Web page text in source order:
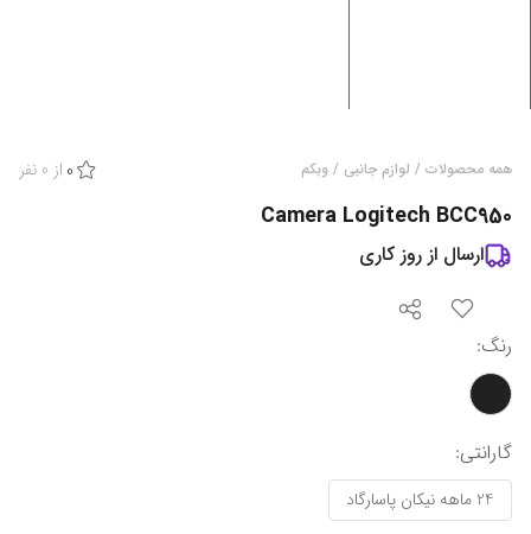
همه محصولات / لوازم جانبی / وبکم 0 از 0 نفر
Camera Logitech BCC950
ارسال از روز کاری
رنگ:
گارانتی:
24 ماهه نیکان پاسارگاد